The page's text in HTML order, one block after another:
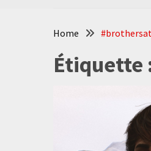
Home
Étiquette